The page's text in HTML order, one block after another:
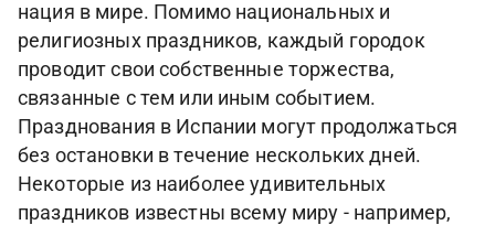
нация в мире. Помимо национальных и
религиозных праздников, каждый городок
проводит свои собственные торжества,
связанные с тем или иным событием.
Празднования в Испании могут продолжаться
без остановки в течение нескольких дней.
Некоторые из наиболее удивительных
праздников известны всему миру - например,